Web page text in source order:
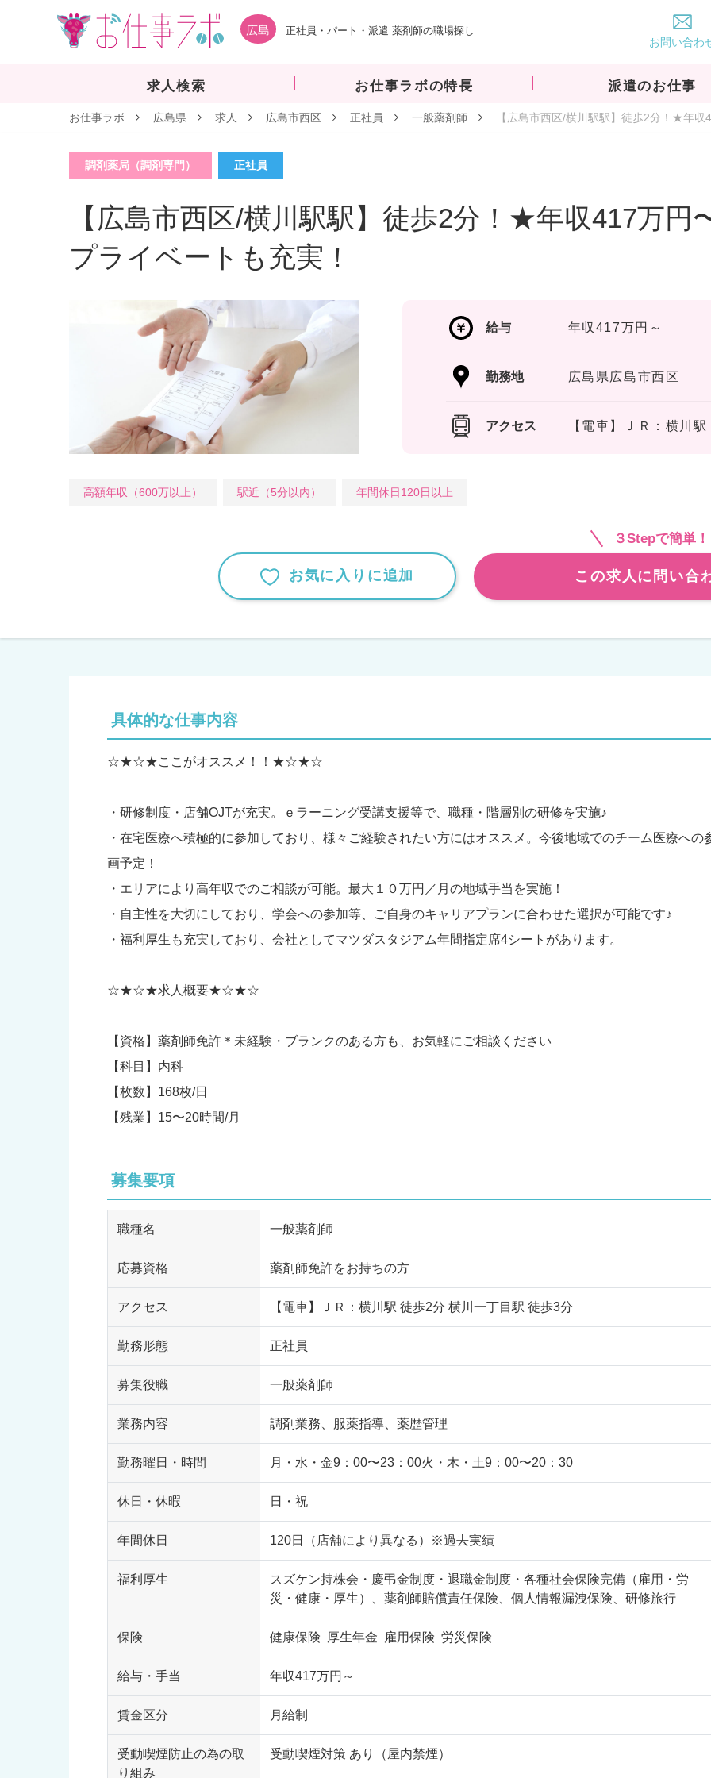
広島 正社員・パート・派遣 薬剤師の職場探し
お問い合わ
求人検索 お仕事ラボの特長 派遣のお仕事
お仕事ラボ 広島県 求人 広島市西区 正社員 一般薬剤師 【広島市西区/横川駅駅】徒歩2分！★年
調剤薬局（調剤専門） 正社員
【広島市西区/横川駅駅】徒歩2分！★年収417万
プライベートも充実！
給与 年収417万円～
勤務地 広島県広島市西区
アクセス 【電車】ＪＲ：横川
高額年収（600万以上） 駅近（5分以内） 年間休日120日以上
お気に入りに追加
３Stepで簡単！
この求人に問い合
具体的な仕事内容
☆★☆★ここがオススメ！！★☆★☆
・研修制度・店舗OJTが充実。ｅラーニング受講支援等で、職種・階層別の研修を実施♪
・在宅医療へ積極的に参加しており、様々ご経験されたい方にはオススメ。今後地域でのチーム医療への
画予定！
・エリアにより高年収でのご相談が可能。最大１０万円／月の地域手当を実施！
・自主性を大切にしており、学会への参加等、ご自身のキャリアプランに合わせた選択が可能です♪
・福利厚生も充実しており、会社としてマツダスタジアム年間指定席4シートがあります。
☆★☆★求人概要★☆★☆
【資格】薬剤師免許＊未経験・ブランクのある方も、お気軽にご相談ください
【科目】内科
【枚数】168枚/日
【残業】15〜20時間/月
募集要項
職種名 一般薬剤師
応募資格 薬剤師免許をお持ちの方
アクセス 【電車】ＪＲ：横川駅 徒歩2分 横川一丁目駅 徒歩3分
勤務形態 正社員
募集役職 一般薬剤師
業務内容 調剤業務、服薬指導、薬歴管理
勤務曜日・時間 月・水・金9：00〜23：00火・木・土9：00〜20：30
休日・休暇 日・祝
年間休日 120日（店舗により異なる）※過去実績
福利厚生
スズケン持株会・慶弔金制度・退職金制度・各種社会保険完備（雇用・労
災・健康・厚生）、薬剤師賠償責任保険、個人情報漏洩保険、研修旅行
保険 健康保険 厚生年金 雇用保険 労災保険
給与・手当 年収417万円～
賃金区分 月給制
受動喫煙防止の為の取
り組み
受動喫煙対策 あり（屋内禁煙）